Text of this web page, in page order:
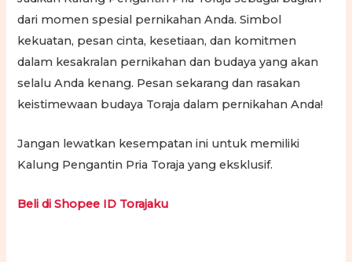
dari momen spesial pernikahan Anda. Simbol
kekuatan, pesan cinta, kesetiaan, dan komitmen
dalam kesakralan pernikahan dan budaya yang akan
selalu Anda kenang. Pesan sekarang dan rasakan
keistimewaan budaya Toraja dalam pernikahan Anda!
Jangan lewatkan kesempatan ini untuk memiliki
Kalung Pengantin Pria Toraja yang eksklusif.
Beli di Shopee ID Torajaku